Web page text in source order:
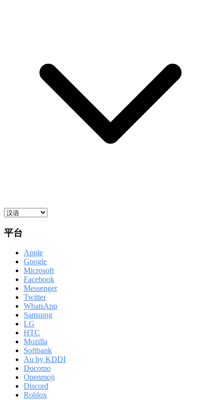
平台
Apple
Google
Microsoft
Facebook
Messenger
Twitter
WhatsApp
Samsung
LG
HTC
Mozilla
Softbank
Au by KDDI
Docomo
Openmoji
Discord
Roblox